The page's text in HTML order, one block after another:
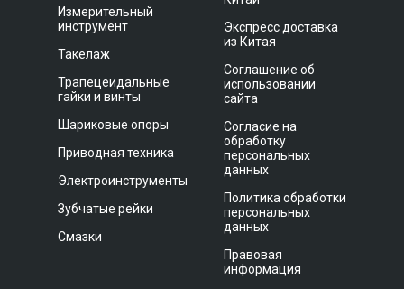
Измерительный
инструмент
Такелаж
Трапецеидальные
гайки и винты
Шариковые опоры
Приводная техника
Электроинструменты
Зубчатые рейки
Смазки
Экспресс доставка
из Китая
Соглашение об
использовании
сайта
Согласие на
обработку
персональных
данных
Политика обработки
персональных
данных
Правовая
информация